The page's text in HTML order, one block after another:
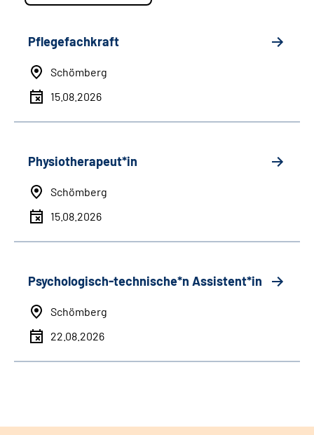
Pflegefachkraft
Schömberg
15.08.2026
Physiotherapeut*in
Schömberg
15.08.2026
Psychologisch-technische*n Assistent*in
Schömberg
22.08.2026